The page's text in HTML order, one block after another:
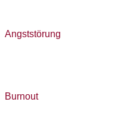
Angststörung
Burnout